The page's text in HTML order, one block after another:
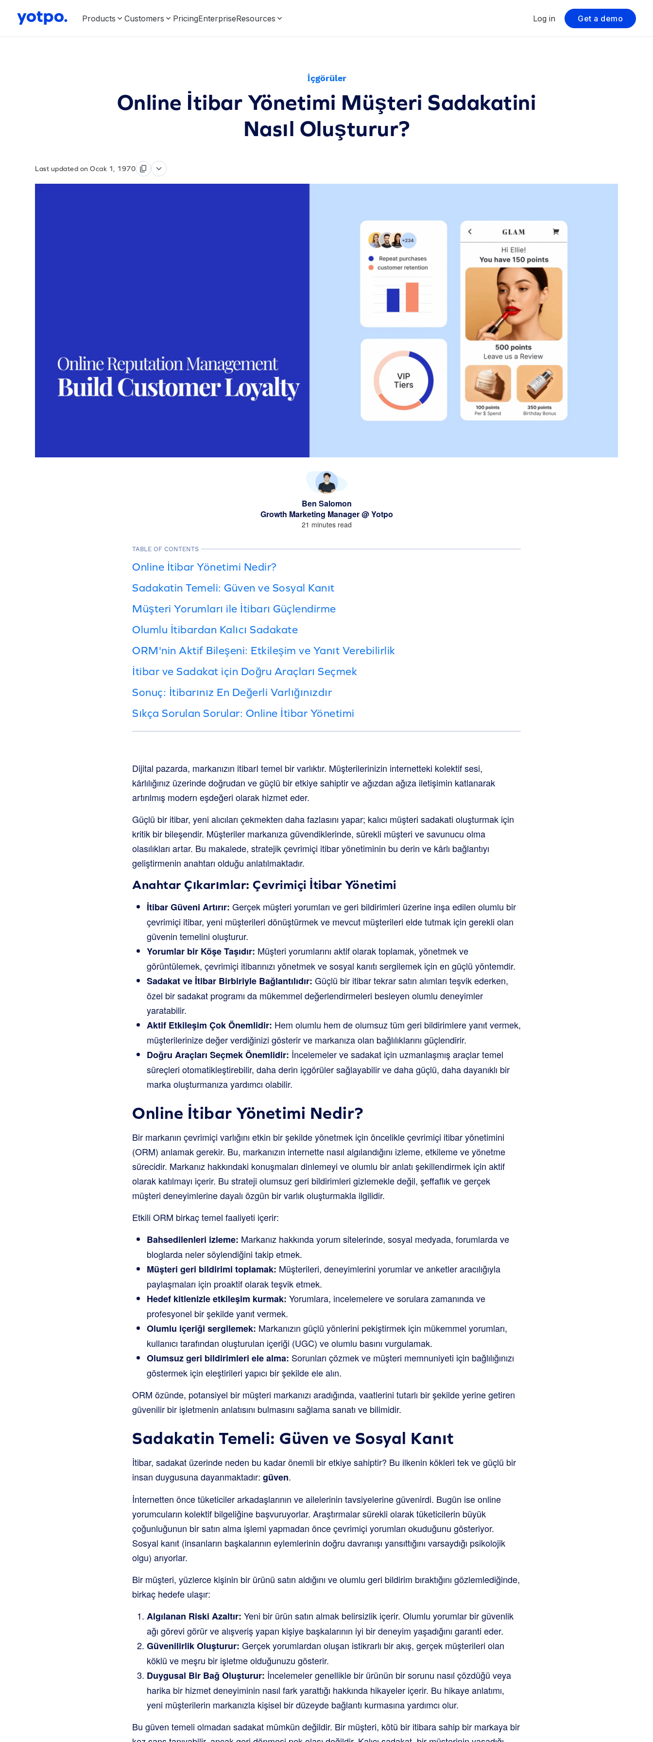
Products Customers PricingEnterpriseResources Log in Get a demo
İçgörüler
Online İtibar Yönetimi Müşteri Sadakatini
Nasıl Oluşturur?
Last updated on Ocak 1, 1970
Ben Salomon
Growth Marketing Manager @ Yotpo
21 minutes read
TABLE OF CONTENTS
Online İtibar Yönetimi Nedir?
Sadakatin Temeli: Güven ve Sosyal Kanıt
Müşteri Yorumları ile İtibarı Güçlendirme
Olumlu İtibardan Kalıcı Sadakate
ORM'nin Aktif Bileşeni: Etkileşim ve Yanıt Verebilirlik
İtibar ve Sadakat için Doğru Araçları Seçmek
Sonuç: İtibarınız En Değerli Varlığınızdır
Sıkça Sorulan Sorular: Online İtibar Yönetimi
Dijital pazarda, markanızın itibarI temel bir varlıktır. Müşterilerinizin internetteki kolektif sesi,
kârlılığınız üzerinde doğrudan ve güçlü bir etkiye sahiptir ve ağızdan ağıza iletişimin katlanarak
artırılmış modern eşdeğeri olarak hizmet eder.
Güçlü bir itibar, yeni alıcıları çekmekten daha fazlasını yapar; kalıcı müşteri sadakati oluşturmak için
kritik bir bileşendir. Müşteriler markanıza güvendiklerinde, sürekli müşteri ve savunucu olma
olasılıkları artar. Bu makalede, stratejik çevrimiçi itibar yönetiminin bu derin ve kârlı bağlantıyı
geliştirmenin anahtarı olduğu anlatılmaktadır.
Anahtar Çıkarımlar: Çevrimiçi İtibar Yönetimi
İtibar Güveni Artırır: Gerçek müşteri yorumları ve geri bildirimleri üzerine inşa edilen olumlu bir
çevrimiçi itibar, yeni müşterileri dönüştürmek ve mevcut müşterileri elde tutmak için gerekli olan
güvenin temelini oluşturur.
Yorumlar bir Köşe Taşıdır: Müşteri yorumlarını aktif olarak toplamak, yönetmek ve
görüntülemek, çevrimiçi itibarınızı yönetmek ve sosyal kanıtı sergilemek için en güçlü yöntemdir.
Sadakat ve İtibar Birbiriyle Bağlantılıdır: Güçlü bir itibar tekrar satın alımları teşvik ederken,
özel bir sadakat programı da mükemmel değerlendirmeleri besleyen olumlu deneyimler
yaratabilir.
Aktif Etkileşim Çok Önemlidir: Hem olumlu hem de olumsuz tüm geri bildirimlere yanıt vermek,
müşterilerinize değer verdiğinizi gösterir ve markanıza olan bağlılıklarını güçlendirir.
Doğru Araçları Seçmek Önemlidir: İncelemeler ve sadakat için uzmanlaşmış araçlar temel
süreçleri otomatikleştirebilir, daha derin içgörüler sağlayabilir ve daha güçlü, daha dayanıklı bir
marka oluşturmanıza yardımcı olabilir.
Online İtibar Yönetimi Nedir?
Bir markanın çevrimiçi varlığını etkin bir şekilde yönetmek için öncelikle çevrimiçi itibar yönetimini
(ORM) anlamak gerekir. Bu, markanızın internette nasıl algılandığını izleme, etkileme ve yönetme
sürecidir. Markanız hakkındaki konuşmaları dinlemeyi ve olumlu bir anlatı şekillendirmek için aktif
olarak katılmayı içerir. Bu strateji olumsuz geri bildirimleri gizlemekle değil, şeffaflık ve gerçek
müşteri deneyimlerine dayalı özgün bir varlık oluşturmakla ilgilidir.
Etkili ORM birkaç temel faaliyeti içerir:
Bahsedilenleri izleme: Markanız hakkında yorum sitelerinde, sosyal medyada, forumlarda ve
bloglarda neler söylendiğini takip etmek.
Müşteri geri bildirimi toplamak: Müşterileri, deneyimlerini yorumlar ve anketler aracılığıyla
paylaşmaları için proaktif olarak teşvik etmek.
Hedef kitlenizle etkileşim kurmak: Yorumlara, incelemelere ve sorulara zamanında ve
profesyonel bir şekilde yanıt vermek.
Olumlu içeriği sergilemek: Markanızın güçlü yönlerini pekiştirmek için mükemmel yorumları,
kullanıcı tarafından oluşturulan içeriği (UGC) ve olumlu basını vurgulamak.
Olumsuz geri bildirimleri ele alma: Sorunları çözmek ve müşteri memnuniyeti için bağlılığınızı
göstermek için eleştirileri yapıcı bir şekilde ele alın.
ORM özünde, potansiyel bir müşteri markanızı aradığında, vaatlerini tutarlı bir şekilde yerine getiren
güvenilir bir işletmenin anlatısını bulmasını sağlama sanatı ve bilimidir.
Sadakatin Temeli: Güven ve Sosyal Kanıt
İtibar, sadakat üzerinde neden bu kadar önemli bir etkiye sahiptir? Bu ilkenin kökleri tek ve güçlü bir
insan duygusuna dayanmaktadır: güven.
İnternetten önce tüketiciler arkadaşlarının ve ailelerinin tavsiyelerine güvenirdi. Bugün ise online
yorumcuların kolektif bilgeliğine başvuruyorlar. Araştırmalar sürekli olarak tüketicilerin büyük
çoğunluğunun bir satın alma işlemi yapmadan önce çevrimiçi yorumları okuduğunu gösteriyor.
Sosyal kanıt (insanların başkalarının eylemlerinin doğru davranışı yansıttığını varsaydığı psikolojik
olgu) arıyorlar.
Bir müşteri, yüzlerce kişinin bir ürünü satın aldığını ve olumlu geri bildirim bıraktığını gözlemlediğinde,
birkaç hedefe ulaşır:
Algılanan Riski Azaltır: Yeni bir ürün satın almak belirsizlik içerir. Olumlu yorumlar bir güvenlik
ağı görevi görür ve alışveriş yapan kişiye başkalarının iyi bir deneyim yaşadığını garanti eder.
Güvenilirlik Oluşturur: Gerçek yorumlardan oluşan istikrarlı bir akış, gerçek müşterileri olan
köklü ve meşru bir işletme olduğunuzu gösterir.
Duygusal Bir Bağ Oluşturur: İncelemeler genellikle bir ürünün bir sorunu nasıl çözdüğü veya
harika bir hizmet deneyiminin nasıl fark yarattığı hakkında hikayeler içerir. Bu hikaye anlatımı,
yeni müşterilerin markanızla kişisel bir düzeyde bağlantı kurmasına yardımcı olur.
Bu güven temeli olmadan sadakat mümkün değildir. Bir müşteri, kötü bir itibara sahip bir markaya bir